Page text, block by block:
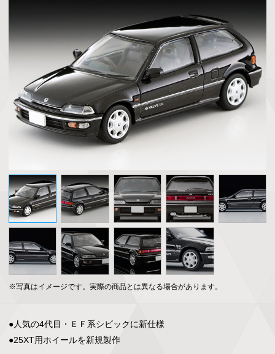
※写真はイメージです。実際の商品とは異なる場合があります。
●人気の4代目・ＥＦ系シビックに新仕様
●25XT用ホイールを新規製作